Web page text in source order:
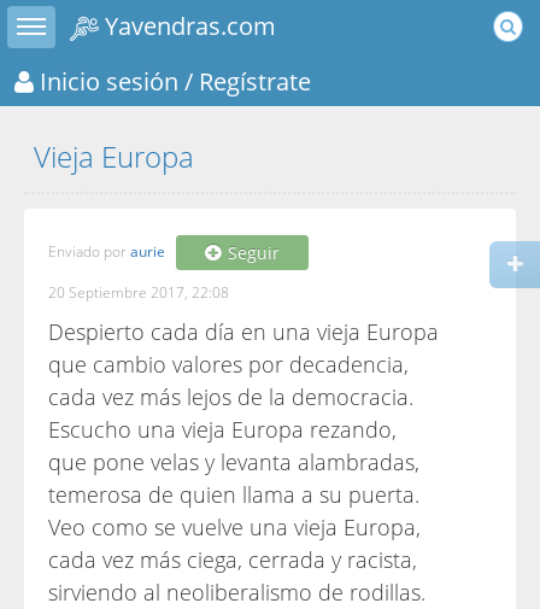
Toggle sidebar
Yavendras.com
Inicio sesión / Regístrate
Vieja Europa
Enviado por aurie Seguir
20 Septiembre 2017, 22:08
Despierto cada día en una vieja Europa
que cambio valores por decadencia,
cada vez más lejos de la democracia.
Escucho una vieja Europa rezando,
que pone velas y levanta alambradas,
temerosa de quien llama a su puerta.
Veo como se vuelve una vieja Europa,
cada vez más ciega, cerrada y racista,
sirviendo al neoliberalismo de rodillas.